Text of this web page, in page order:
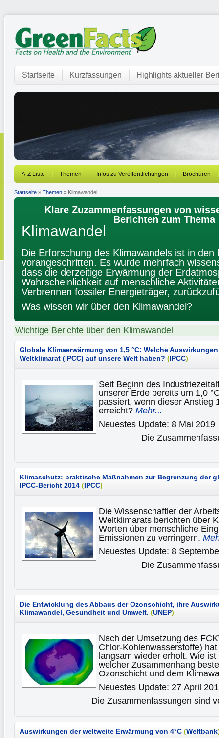
Startseite Kurzfassungen Highlights aktueller
A-Z Liste Themen Infos zu Veröffentlichungen Brochüren
Startseite » Themen » Klimawandel
Klare Zuzammenfassungen von
Berichten zum Thema
Klimawandel
Die Erforschung des Klimawandels ist in
vorangeschritten. Es wurde mehrfach
dass die derzeitige Erwärmung der
Wahrscheinlichkeit auf menschliche
Verbrennen fossiler Energieträger,
Was wissen wir über den Klimawandel?
Wichtige Berichte über den Klimawandel
Globale Klimaerwärmung von 1,5 °C: Welche
Weltklimarat (IPCC) auf unsere Welt haben? (IPCC)
Seit Beginn des
unserer Erde bereits um 1,0
passiert, wenn dieser Anstieg
erreicht? Mehr...
Neuestes Update: 8 Mai 2019
Die
Klimaschutz: praktische Maßnahmen zur Begrenzung der
IPCC-Bericht 2014 (IPCC)
Die Wissenschaftler der
Weltklimarats berichten über
Worten über menschliche
Emissionen zu verringern.
Neuestes Update: 8
Die
Die Entwicklung des Abbaus der Ozonschicht, ihre
Klimawandel, Gesundheit und Umwelt. (UNEP)
Nach der Umsetzung des
Chlor-Kohlenwasserstoffe)
langsam wieder erholt. Wie
welcher Zusammenhang
Ozonschicht und dem
Neuestes Update: 27 April
Die Zusammenfassungen sind
Auswirkungen der weltweite Erwärmung von 4°C (Weltbank